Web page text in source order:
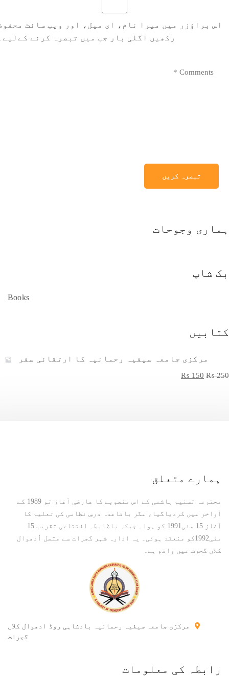
اس براؤزر میں میرا نام، ای میل، اور ویب سائٹ
رکھیں اگلی بار جب میں تبصرہ کرنے
ہماری وجوحات
بک شاپ
Books
کتابیں
مرکزی جامعہ سیفیہ رحمانیہ کا ارتقائی سفر
₨250
₨ 150
ہمارے متعلق
محترمہ تسنیم ہاشمی کے اس منصوبے کا عارضی آغاز تو 1989 کے
آواخر میں کردیاگیا، مگر باقاعدہ درسِ نظامی کی تعلیم کا
آغاز 15 مئی1991 کو ہوا۔ جبکہ باظابطہ افتتاحی تقریب 15
مئی1992کو منعقد ہوئی۔ یہ ادارہ شہر گجرات سے متصل اُدھوال
کلاں گجرت میں واقع ہے۔
مرکزی جامعہ سیفیہ رحمانیہ بادشاہی روڈ ادھوال کلاں
گجرات
رابطہ کی معلومات